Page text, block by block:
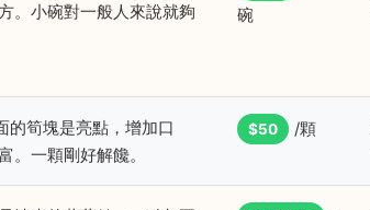
。小碗對一般人來說就夠
碗
的筍塊是亮點，增加口
。一顆剛好解饞。
$50 /顆